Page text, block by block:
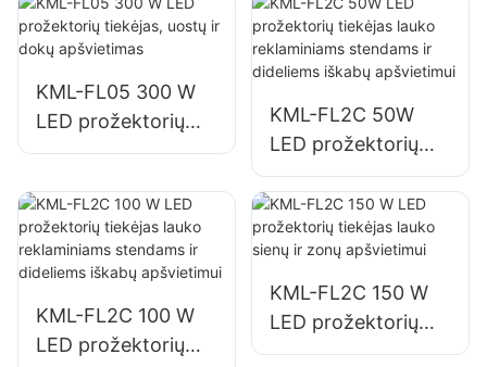
įmonėms,
reklaminiams
stendams ir didelių
iškabų apšvietimui.
KML-FL05 300 W
LED prožektorių
tiekėjas, uostų ir
KML-FL2C 50W
LED prožektorių
tiekėjas lauko
reklaminiams
stendams ir
dideliems iškabų
apšvietimui
KML-FL2C 100 W
LED prožektorių
KML-FL2C 150 W
LED prožektorių
tiekėjas lauko sienų